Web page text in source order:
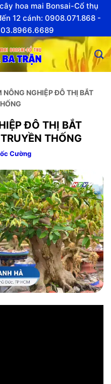
hoa mai Bonsai-Cổ thụ
12 cánh: 0908.071.868 -
NÔNG NGHIỆP ĐÔ THỊ BẮT
ĐÔ THỊ BẮT
THỐNG
Cường